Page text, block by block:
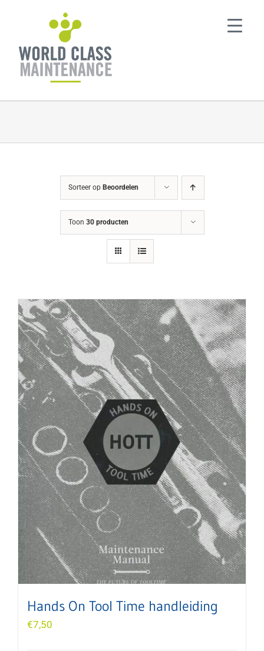
Sorteer op Beoordelen
Toon 30 producten
Hands On Tool Time handleiding
€7,50